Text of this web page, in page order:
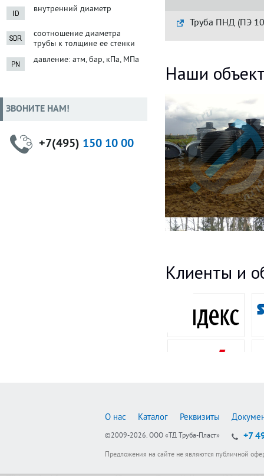
Труба ПНД (ПЭ
Наши
Клиенты и
внутренний диаметр
соотношение диаметра
трубы к толщине ее стенки
давление: атм, бар, кПа, МПа
ЗВОНИТЕ НАМ!
+7(495) 150 10 00
О нас Каталог Реквизиты
©2009-2026. ООО «ТД Труба-Пласт» +7
Предложения на сайте не являются публичной